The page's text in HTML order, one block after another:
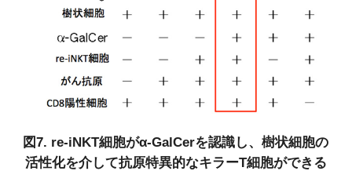
図7. re-iNKT細胞がα-GalCerを認識し、樹状細胞の
活性化を介して抗原特異的なキラーT細胞ができる